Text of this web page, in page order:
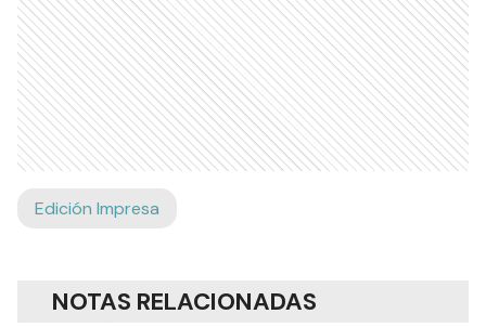
Edición Impresa
NOTAS RELACIONADAS